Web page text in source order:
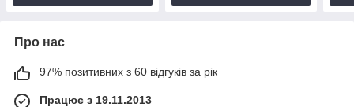
Про нас
97% позитивних з 60 відгуків за рік
Працює з 19.11.2013